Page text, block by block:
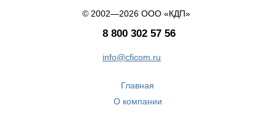
© 2002—2026 ООО «КДП»
8 800 302 57 56
info@cficom.ru
Главная
О компании